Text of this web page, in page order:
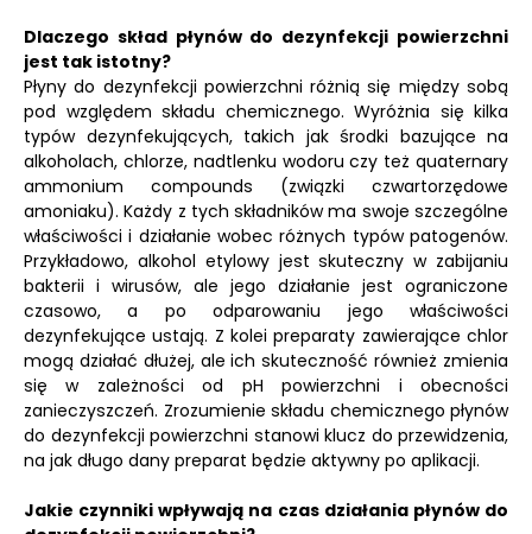
Dlaczego skład płynów do dezynfekcji powierzchni
jest tak istotny?
Płyny do dezynfekcji powierzchni różnią się między sobą
pod względem składu chemicznego. Wyróżnia się kilka
typów dezynfekujących, takich jak środki bazujące na
alkoholach, chlorze, nadtlenku wodoru czy też quaternary
ammonium compounds (związki czwartorzędowe
amoniaku). Każdy z tych składników ma swoje szczególne
właściwości i działanie wobec różnych typów patogenów.
Przykładowo, alkohol etylowy jest skuteczny w zabijaniu
bakterii i wirusów, ale jego działanie jest ograniczone
czasowo, a po odparowaniu jego właściwości
dezynfekujące ustają. Z kolei preparaty zawierające chlor
mogą działać dłużej, ale ich skuteczność również zmienia
się w zależności od pH powierzchni i obecności
zanieczyszczeń. Zrozumienie składu chemicznego płynów
do dezynfekcji powierzchni stanowi klucz do przewidzenia,
na jak długo dany preparat będzie aktywny po aplikacji.
Jakie czynniki wpływają na czas działania płynów do